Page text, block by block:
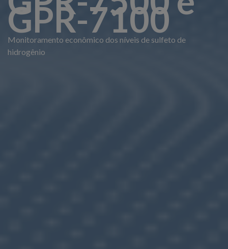
GPR-7100
Monitoramento econômico dos níveis de sulfeto de
hidrogênio